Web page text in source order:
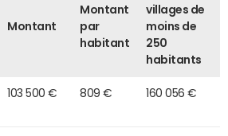
Montant
Montant
par
habitant
villages de
moins de
250
habitants
103 500 € 809 € 160 056 €